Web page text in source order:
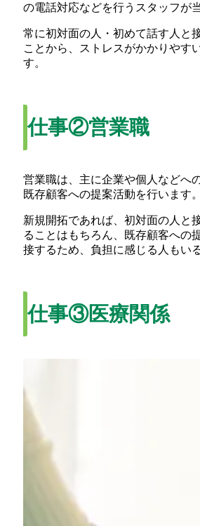
の電話対応などを行うスタッフが
常に初対面の人・初めて話す人と
ことから、ストレスがかかりやす
す。
仕事②営業職
営業職は、主に企業や個人などへ
既存顧客への提案活動を行います。
新規開拓であれば、初対面の人と
ることはもちろん、既存顧客への
接するため、負担に感じる人もい
仕事③医療関係